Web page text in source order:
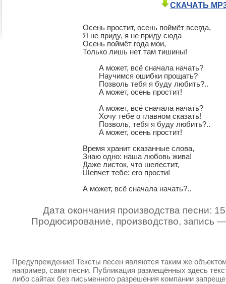
СКАЧАТЬ
Осень простит, осень поймёт всегда,
Я не приду, я не приду сюда
Осень поймёт года мои,
Только лишь нет там тишины!
Время хранит сказанные слова,
Знаю одно: наша любовь жива!
Даже листок, что шелестит,
Шепчет тебе: его прости!
А может, всё сначала начать?..
Дата окончания производства песни:
Продюсирование, производство, запись
Предупреждение! Тексты песен являются таким же
например, сами песни. Публикация размещённых здесь
либо сайтах без письменного разрешения компании